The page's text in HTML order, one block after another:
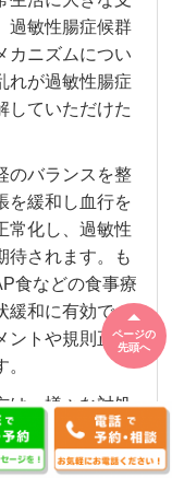
過敏性腸症候群
カニズムについ
れが過敏性腸症
していただけた
のバランスを整
を緩和し血行を
常化し、過敏性
待されます。も
食などの食事療
緩和に有効で
ントや規則正し
は、様々な対処
法を見つけるこ
ましたら当院へ
ページの
先頭へ